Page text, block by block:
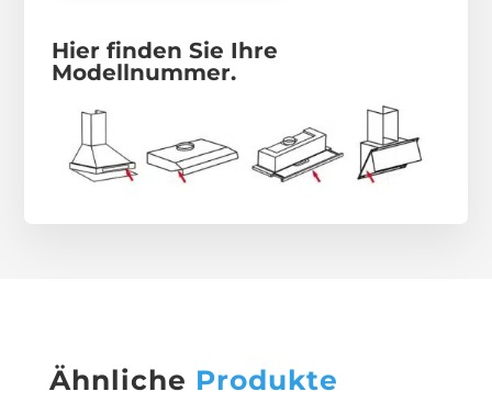
Hier finden Sie Ihre
Modellnummer.
Ähnliche Produkte